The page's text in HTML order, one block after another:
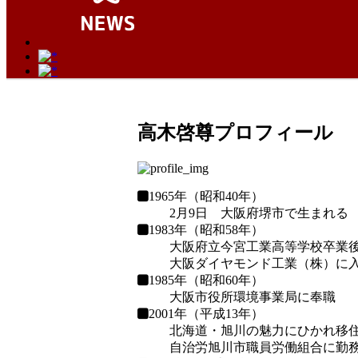
高木啓尊プロフィール
1965年（昭和40年）
2月9日 大阪府堺市で生まれる
1983年（昭和58年）
大阪府立今宮工業高等学校卒業後
大阪ダイヤモンド工業（株）に
1985年（昭和60年）
大阪市役所環境事業局に奉職
2001年（平成13年）
北海道・旭川の魅力にひかれ移住
自治労旭川市職員労働組合に勤